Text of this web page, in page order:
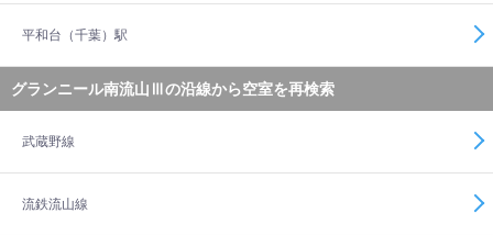
平和台（千葉）駅
グランニール南流山Ⅲの沿線から空室を再検索
武蔵野線
流鉄流山線